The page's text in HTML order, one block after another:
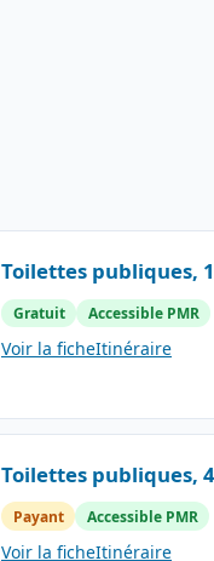
Toilettes publiques,
Gratuit Accessible PMR
Voir la ficheItinéraire
Toilettes publiques,
Payant Accessible PMR
Voir la ficheItinéraire